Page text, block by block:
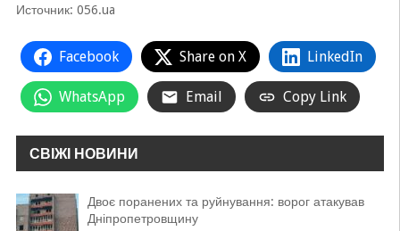
Источник: 056.ua
Facebook Share on X LinkedIn
WhatsApp Email Copy Link
СВІЖІ НОВИНИ
Двоє поранених та руйнування: ворог атакував
Дніпропетровщину